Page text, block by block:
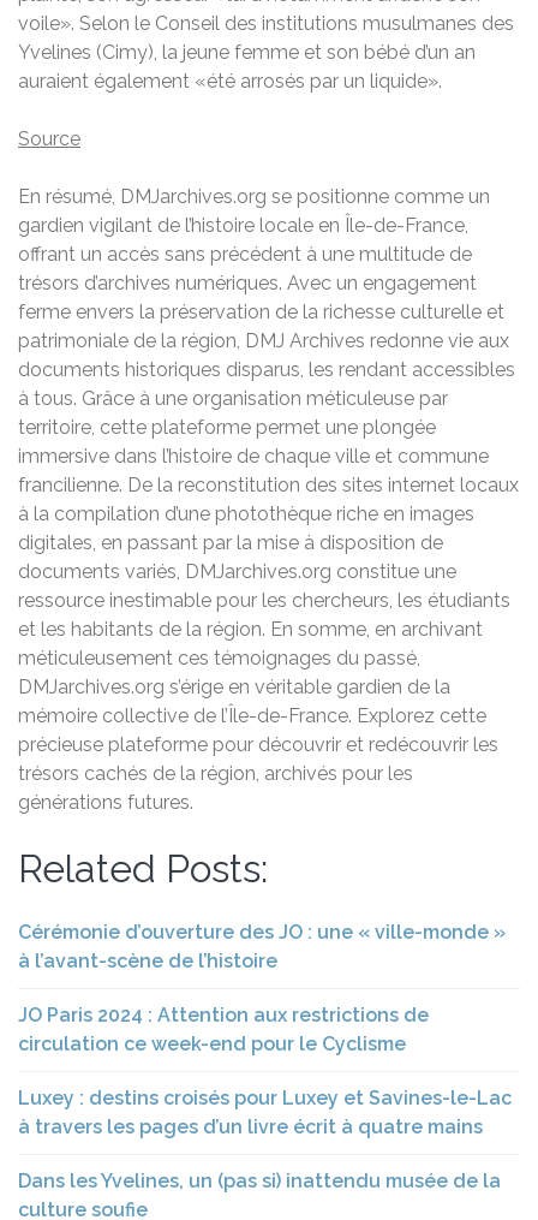
voile». Selon le Conseil des institutions musulmanes des
Yvelines (Cimy), la jeune femme et son bébé d’un an
auraient également «été arrosés par un liquide».
Source
En résumé, DMJarchives.org se positionne comme un
gardien vigilant de l’histoire locale en Île-de-France,
offrant un accès sans précédent à une multitude de
trésors d’archives numériques. Avec un engagement
ferme envers la préservation de la richesse culturelle et
patrimoniale de la région, DMJ Archives redonne vie aux
documents historiques disparus, les rendant accessibles
à tous. Grâce à une organisation méticuleuse par
territoire, cette plateforme permet une plongée
immersive dans l’histoire de chaque ville et commune
francilienne. De la reconstitution des sites internet locaux
à la compilation d’une photothèque riche en images
digitales, en passant par la mise à disposition de
documents variés, DMJarchives.org constitue une
ressource inestimable pour les chercheurs, les étudiants
et les habitants de la région. En somme, en archivant
méticuleusement ces témoignages du passé,
DMJarchives.org s’érige en véritable gardien de la
mémoire collective de l’Île-de-France. Explorez cette
précieuse plateforme pour découvrir et redécouvrir les
trésors cachés de la région, archivés pour les
générations futures.
Related Posts:
Cérémonie d’ouverture des JO : une « ville-monde »
à l’avant-scène de l’histoire
JO Paris 2024 : Attention aux restrictions de
circulation ce week-end pour le Cyclisme
Luxey : destins croisés pour Luxey et Savines-le-Lac
à travers les pages d’un livre écrit à quatre mains
Dans les Yvelines, un (pas si) inattendu musée de la
culture soufie